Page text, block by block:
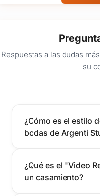
Respuestas a las dudas
su
¿Cómo es el estilo
bodas de Argenti
¿Qué es el "Video
un casamiento?